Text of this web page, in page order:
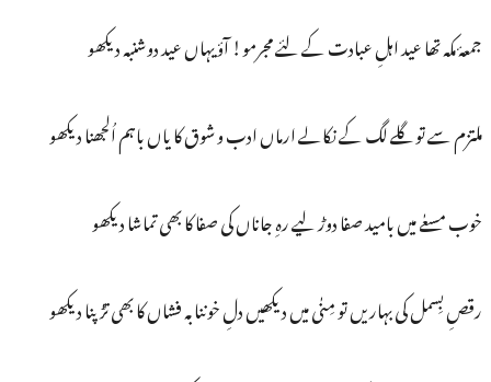
جمعۂ مکہ تھا عید اہلِ عبادت کے لئے مجرمو! آؤ یہاں عید دوشنبہ دیکھو
ملتزم سے تو گلے لگ کے نکالے ارماں ادب و شوق کا یاں باہم اُلجھنا دیکھو
خوب مسعٰے میں بامید صفا دوڑ لیے رہِ جاناں کی صفا کا بھی تماشا دیکھو
رقصِ بِسمل کی بہاریں تو مِنٰی میں دیکھیں دلِ خوننابہ فشاں کا بھی تڑپنا دیکھو